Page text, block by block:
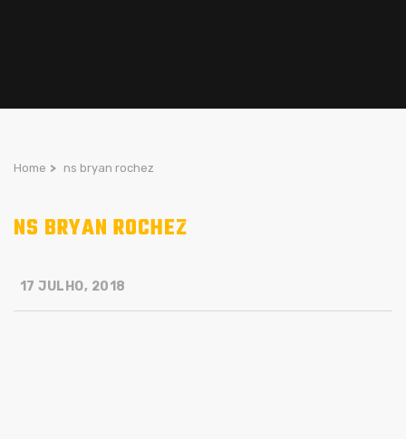
Home > ns bryan rochez
NS BRYAN ROCHEZ
17 JULHO, 2018